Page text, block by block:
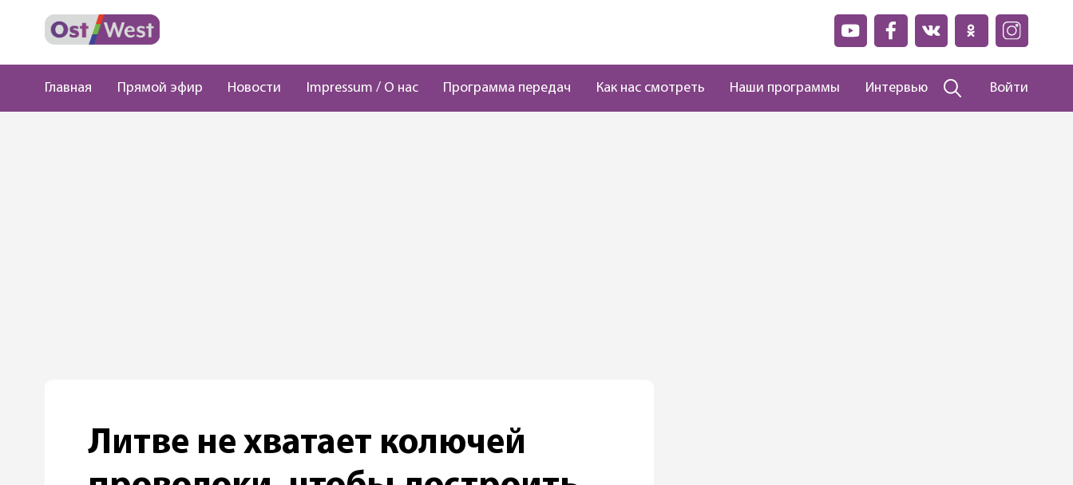
Главная Прямой эфир Новости Impressum / О нас Программа передач Как нас смотреть Наши программы Интервью Войти
Литве не хватает колючей